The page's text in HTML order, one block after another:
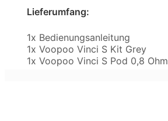
Lieferumfang:
1x Bedienungsanleitung
1x Voopoo Vinci S Kit Grey
1x Voopoo Vinci S Pod 0,8 Ohm